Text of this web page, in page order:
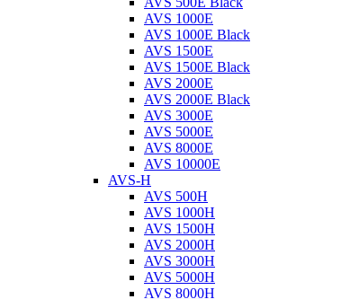
AVS 1000E
AVS 1000E Black
AVS 1500E
AVS 1500E Black
AVS 2000E
AVS 2000E Black
AVS 3000E
AVS 5000E
AVS 8000E
AVS 10000E
AVS-H
AVS 500H
AVS 1000H
AVS 1500H
AVS 2000H
AVS 3000H
AVS 5000H
AVS 8000H